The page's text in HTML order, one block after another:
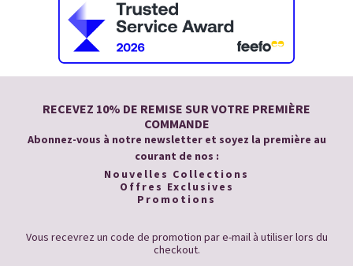
RECEVEZ 10% DE REMISE SUR VOTRE PREMIÈRE
COMMANDE
Abonnez-vous à notre newsletter et soyez la première au
courant de nos :
Nouvelles Collections
Offres Exclusives
Promotions
Vous recevrez un code de promotion par e-mail à utiliser lors du
checkout.